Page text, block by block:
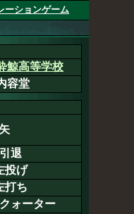
ーションゲーム
鯨高等学校
容堂
引退
投げ
打ち
ォーター